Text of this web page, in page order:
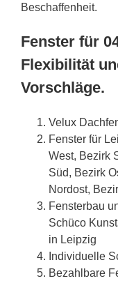
Beschaffenheit.
Fenster für
Flexibilität
Vorschläge.
Velux
Fenster für
West, Bezirk
Süd, Bezirk
Nordost,
Fensterbau
Schüco
in Leipzig
Individuelle
Bezahlbare